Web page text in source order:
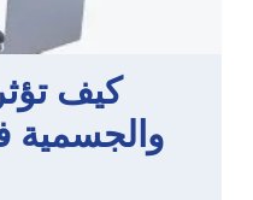
كيف
والجسمية